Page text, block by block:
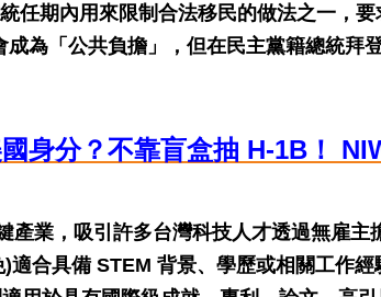
任期內用來限制合法移民的做法之一，
為「公共負擔」，但在民主黨籍總統拜
身分？不靠盲盒抽 H-1B！
產業，吸引許多台灣科技人才透過無雇主
合具備 STEM 背景、學歷或相關工作